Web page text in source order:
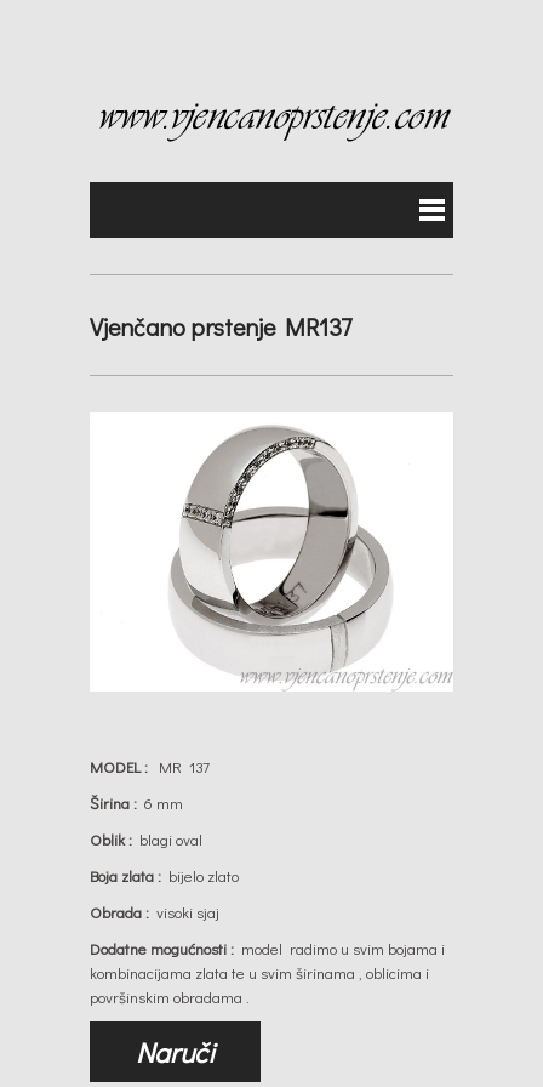
Vjenčano prstenje MR137
MODEL : MR 137
Širina : 6 mm
Oblik : blagi oval
Boja zlata : bijelo zlato
Obrada : visoki sjaj
Dodatne mogućnosti : model radimo u svim bojama i
kombinacijama zlata te u svim širinama , oblicima i
površinskim obradama .
Naruči